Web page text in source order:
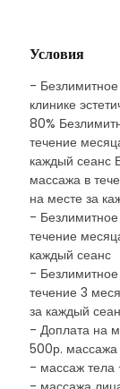
Условия
-
клинике
80%
течение
каждый сеанс
массажа в
на месте за
-
течение
каждый сеанс
-
течение 3
за каждый
- Доплата на
500р.
- массаж тела